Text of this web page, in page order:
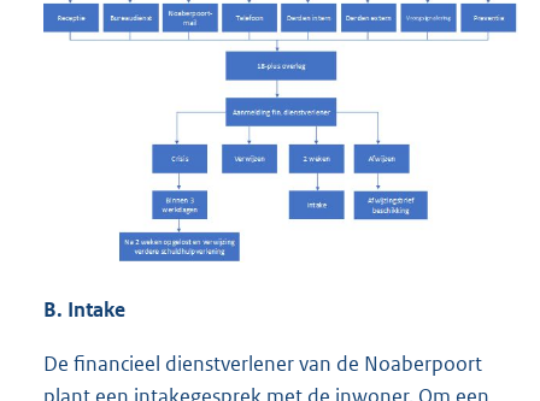
B. Intake
De financieel dienstverlener van de Noaberpoort